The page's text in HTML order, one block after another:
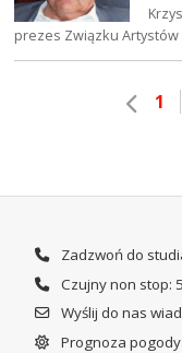
prezes Związku Artystów
1
Zadzwoń do
Czujny non stop:
Wyślij do nas
Prognoza pogody